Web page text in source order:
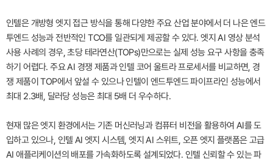
인텔은 개방형 엣지 접근 방식을 통해 다양한 주요 산업 분야에서 더 나은 엔드
투엔드 성능과 전반적인 TCO를 일관되게 제공할 수 있다. 엣지 AI 영상 분석
사용 사례의 경우, 초당 테라연산(TOPs)만으로는 실제 성능 요구 사항을 충족
하기 어렵다. 주요 AI 경쟁 제품과 인텔 코어 울트라 프로세서를 비교하면, 경
쟁 제품이 TOP에서 앞설 수 있으나 인텔이 엔드투엔드 파이프라인 성능에서
최대 2.3배, 달러당 성능은 최대 5배 더 우수하다.
현재 많은 엣지 환경에서는 기존 머신러닝과 컴퓨터 비전을 활용하여 AI를 도
입하고 있으나, 인텔 AI 엣지 시스템, 엣지 AI 스위트, 오픈 엣지 플랫폼은 고급
AI 애플리케이션의 배포를 가속화하도록 설계되었다. 인텔 신뢰할 수 있는 파